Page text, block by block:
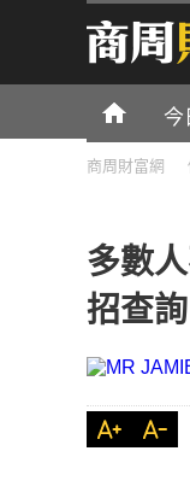
今
商周財富網
多數
招查詢